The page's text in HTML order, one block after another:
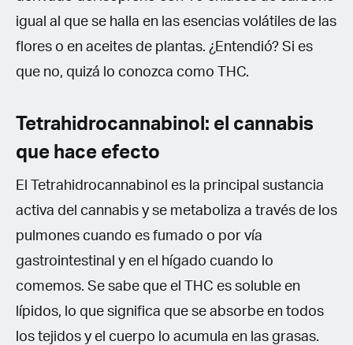
igual al que se halla en las esencias volátiles de las
flores o en aceites de plantas. ¿Entendió? Si es
que no, quizá lo conozca como THC.
Tetrahidrocannabinol: el cannabis
que hace efecto
El Tetrahidrocannabinol es la principal sustancia
activa del cannabis y se metaboliza a través de los
pulmones cuando es fumado o por vía
gastrointestinal y en el hígado cuando lo
comemos. Se sabe que el THC es soluble en
lípidos, lo que significa que se absorbe en todos
los tejidos y el cuerpo lo acumula en las grasas.